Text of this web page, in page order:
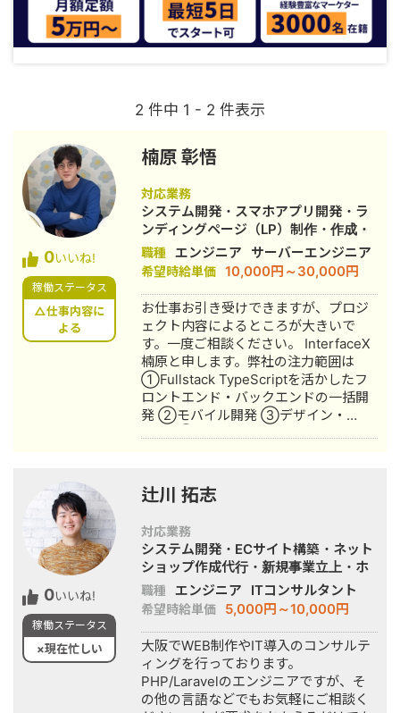
2 件中 1 - 2 件表示
0いいね!
稼働ステータス
△仕事内容に
よる
楠原 彰悟
対応業務
システム開発・スマホアプリ開発・ラ
ンディングページ（LP）制作・作成・
ECサイト構築・ネットショップ作成代
行・新規事業立上・ホームページ制
作・作成・AI活用
職種 エンジニア サーバーエンジニア
希望時給単価 10,000円～30,000円
お仕事お引き受けできますが、プロジ
ェクト内容によるところが大きいで
す。一度ご相談ください。 InterfaceX
楠原と申します。弊社の注力範囲は
①Fullstack TypeScriptを活かしたフ
ロントエンド・バックエンドの一括開
発 ②モバイル開発 ③デザイン・
式採用） ・大手ブランドWeb制作、地
方自治体Web制作 ・ECサイト出品支援
ツール開発(東証グロース上場準備) ・
格安SIMモバイルアプリケーション開
発(Nasdaq上場準備) ・Shopifyを利用
したECサイトの開発 ・案件マッチング
アプリ開発 ・StockSunホームページ
運用保守 ・マルチテナントECサイト・
SaaSの開発 ・Astarブロックチェーン
上のゲームの開発 ・ライブ配信アプリ
＋ブロックチェーンの開発 単価感は1
万-3万/時間を想定とかいていますが、
受託の案件平均が1000-2000万程度で
0いいね!
稼働ステータス
×現在忙しい
辻川 拓志
対応業務
システム開発・ECサイト構築・ネット
ショップ作成代行・新規事業立上・ホ
ームページ制作・作成
職種 エンジニア ITコンサルタント
希望時給単価 5,000円～10,000円
大阪でWEB制作やIT導入のコンサルテ
ィングを行っております。
PHP/Laravelのエンジニアですが、そ
の他の言語などでもお気軽にご相談く